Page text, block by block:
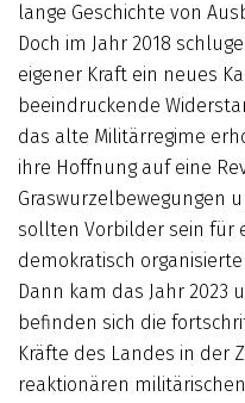
lange Geschichte von
Doch im Jahr 2018
eigener Kraft ein neues
beeindruckende
das alte Militärregime
ihre Hoffnung auf eine
Graswurzelbewegungen
sollten Vorbilder sein für
demokratisch
Dann kam das Jahr 2023
befinden sich die
Kräfte des Landes in der
reaktionären